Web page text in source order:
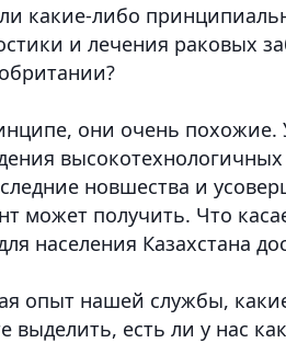
какие-либо
и лечения раковых
они очень похожие.
новшества и
может получить. Что
населения Казахстана
опыт нашей службы,
выделить, есть ли у нас